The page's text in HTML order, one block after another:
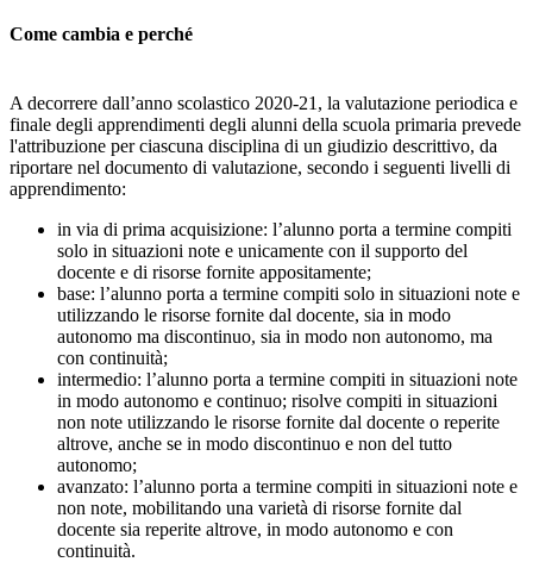
Come cambia e perché
A decorrere dall’anno scolastico 2020-21, la valutazione periodica e
finale degli apprendimenti degli alunni della scuola primaria prevede
l'attribuzione per ciascuna disciplina di un giudizio descrittivo, da
riportare nel documento di valutazione, secondo i seguenti livelli di
apprendimento:
in via di prima acquisizione: l’alunno porta a termine compiti
solo in situazioni note e unicamente con il supporto del
docente e di risorse fornite appositamente;
base: l’alunno porta a termine compiti solo in situazioni note e
utilizzando le risorse fornite dal docente, sia in modo
autonomo ma discontinuo, sia in modo non autonomo, ma
con continuità;
intermedio: l’alunno porta a termine compiti in situazioni note
in modo autonomo e continuo; risolve compiti in situazioni
non note utilizzando le risorse fornite dal docente o reperite
altrove, anche se in modo discontinuo e non del tutto
autonomo;
avanzato: l’alunno porta a termine compiti in situazioni note e
non note, mobilitando una varietà di risorse fornite dal
docente sia reperite altrove, in modo autonomo e con
continuità.